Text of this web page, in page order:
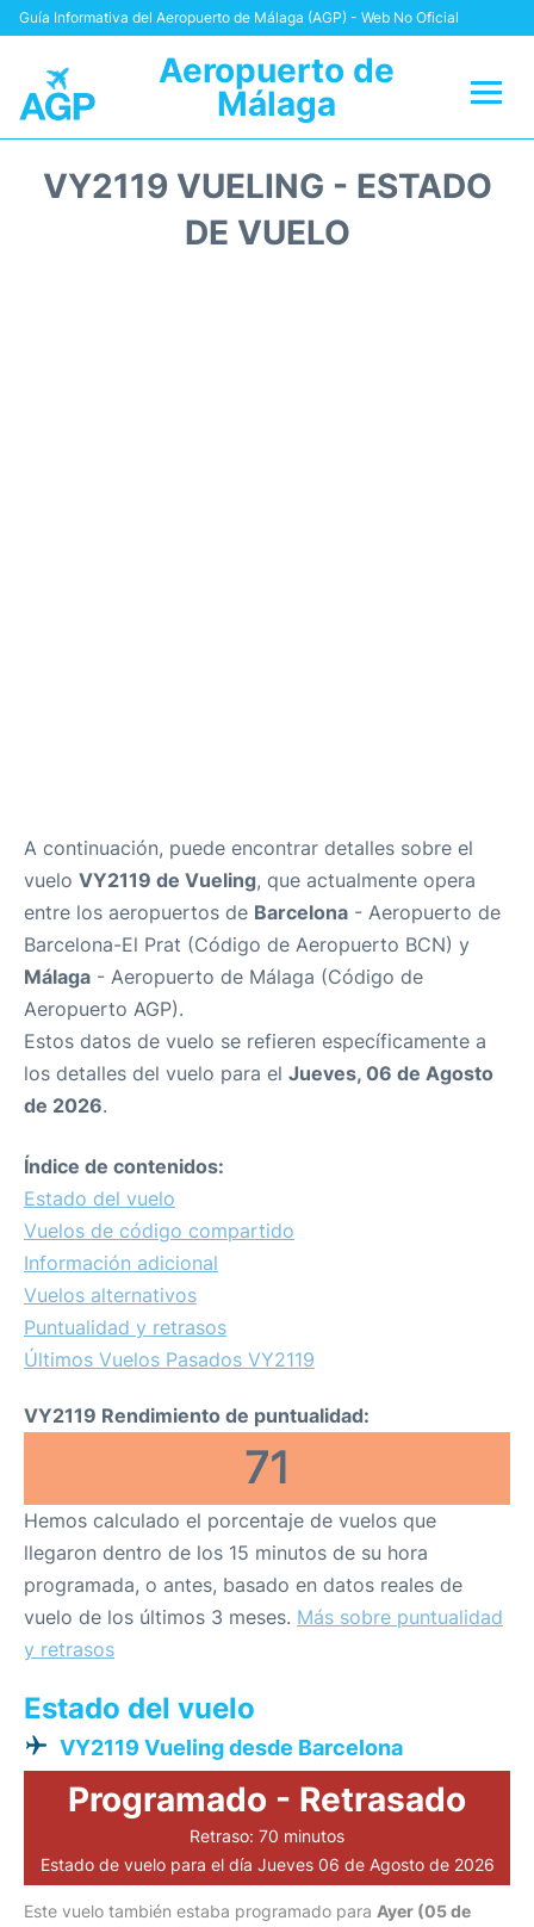
Guía Informativa del Aeropuerto de Málaga (AGP) - Web No Oficial
Aeropuerto de
Málaga
VY2119 VUELING - ESTADO
DE VUELO
A continuación, puede encontrar detalles sobre el
vuelo VY2119 de Vueling, que actualmente opera
entre los aeropuertos de Barcelona - Aeropuerto de
Barcelona-El Prat (Código de Aeropuerto BCN) y
Málaga - Aeropuerto de Málaga (Código de
Aeropuerto AGP).
Estos datos de vuelo se refieren específicamente a
los detalles del vuelo para el Jueves, 06 de Agosto
de 2026.
Índice de contenidos:
Estado del vuelo
Vuelos de código compartido
Información adicional
Vuelos alternativos
Puntualidad y retrasos
Últimos Vuelos Pasados VY2119
VY2119 Rendimiento de puntualidad:
71
Hemos calculado el porcentaje de vuelos que
llegaron dentro de los 15 minutos de su hora
programada, o antes, basado en datos reales de
vuelo de los últimos 3 meses. Más sobre puntualidad
y retrasos
Estado del vuelo
VY2119 Vueling desde Barcelona
Programado - Retrasado
Retraso: 70 minutos
Estado de vuelo para el día Jueves 06 de Agosto de 2026
Este vuelo también estaba programado para Ayer (05 de